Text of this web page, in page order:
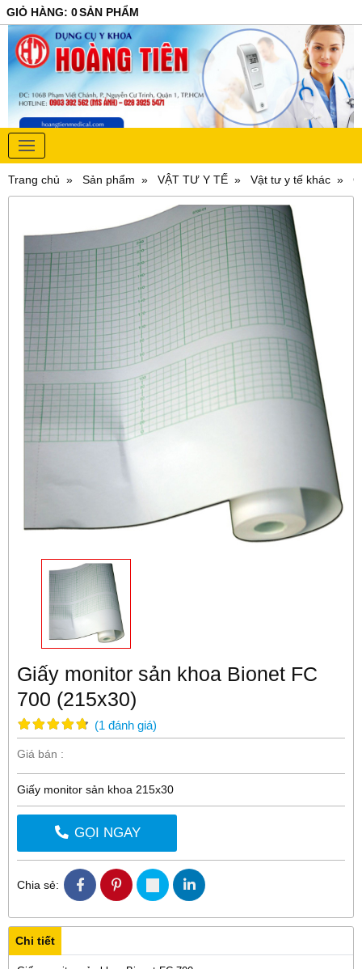
GIỎ HÀNG: 0SẢN PHẨM
Trang chủ Sản phẩm VẬT TƯ Y TẾ Vật tư y tế khác
Giấy monitor sản khoa Bionet FC
700 (215x30)
(1 đánh giá)
Giá bán :
Giấy monitor sản khoa 215x30
GỌI NGAY
Chia sẻ:
Chi tiết